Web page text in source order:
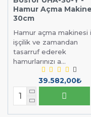
Hamur Açma
30cm
Hamur açma makinesi
işçilik ve zamandan
tasarruf ederek
hamurlarınızı a...
39.582,00₺